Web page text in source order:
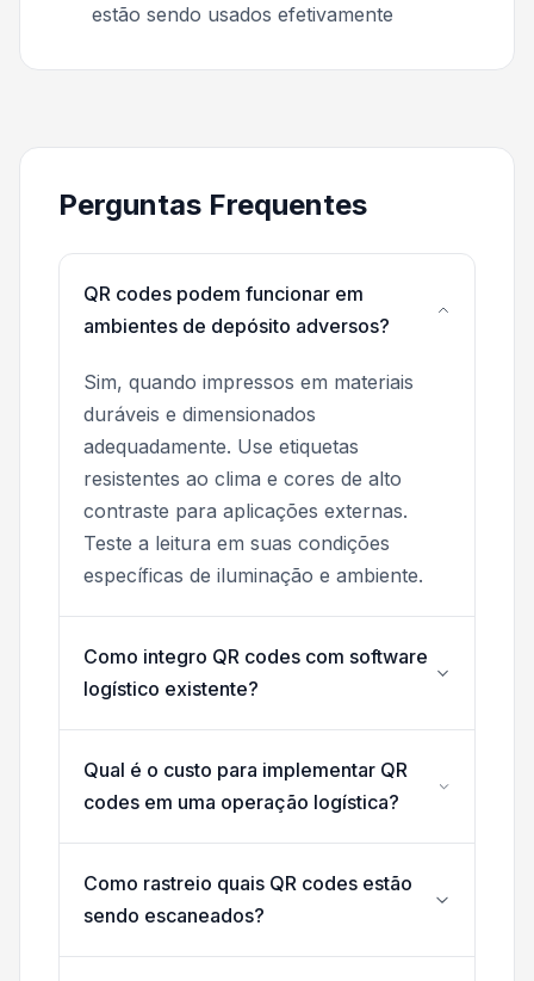
estão sendo usados efetivamente
Perguntas Frequentes
QR codes podem funcionar em
ambientes de depósito adversos?
Sim, quando impressos em materiais
duráveis e dimensionados
adequadamente. Use etiquetas
resistentes ao clima e cores de alto
contraste para aplicações externas.
Teste a leitura em suas condições
específicas de iluminação e ambiente.
Como integro QR codes com software
logístico existente?
Qual é o custo para implementar QR
codes em uma operação logística?
Como rastreio quais QR codes estão
sendo escaneados?